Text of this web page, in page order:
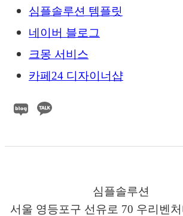
심플솔루션 템플릿
네이버 블로그
크몽 서비스
카페24 디자이너샵
심플솔루션
서울 영등포구 선유로 70 우리벤